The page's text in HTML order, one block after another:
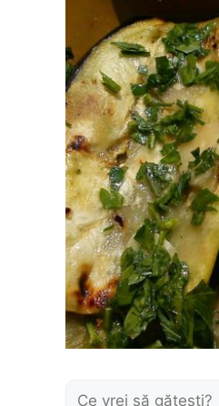
Caută: